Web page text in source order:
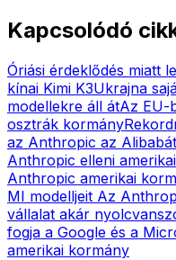
Kapcsolódó
Óriási érdeklődés miatt
kínai Kimi K3Ukrajna
modellekre áll átAz EU-
osztrák kormány
az Anthropic az Alibabát
Anthropic elleni
Anthropic amerikai
MI modelljeit Az
vállalat akár
fogja a Google és a
amerikai kormány